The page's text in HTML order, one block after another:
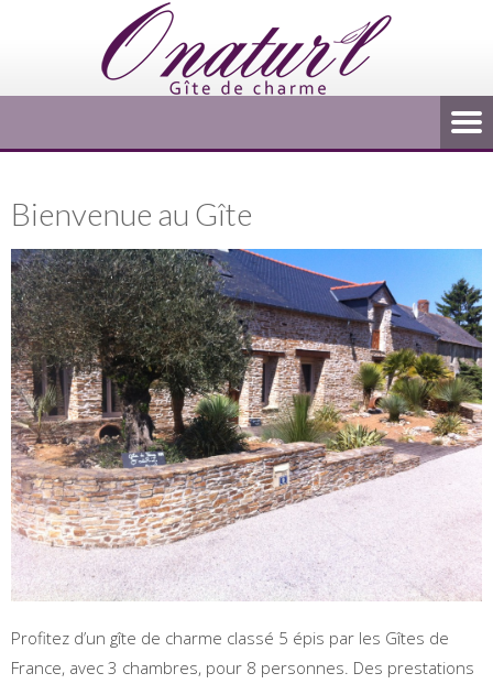
Bienvenue au Gîte
Profitez d’un gîte de charme classé 5 épis par les Gîtes de
France, avec 3 chambres, pour 8 personnes. Des prestations